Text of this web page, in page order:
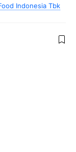
Indonesia Tbk